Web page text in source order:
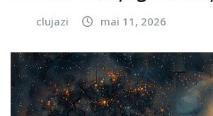
clujazi mai 11, 2026